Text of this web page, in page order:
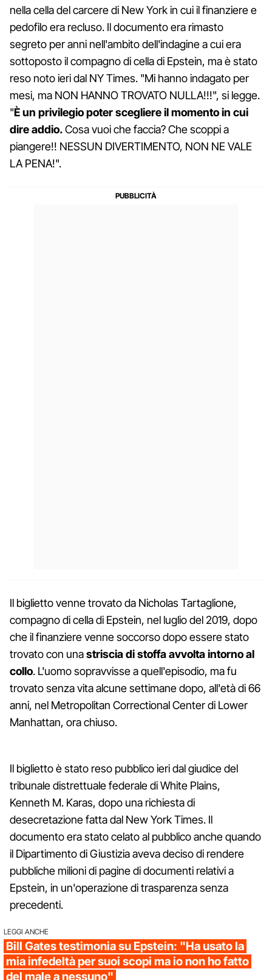
nella cella del carcere di New York in cui il finanziere e
pedofilo era recluso. Il documento era rimasto
segreto per anni nell'ambito dell'indagine a cui era
sottoposto il compagno di cella di Epstein, ma è stato
reso noto ieri dal NY Times. "Mi hanno indagato per
mesi, ma NON HANNO TROVATO NULLA!!!", si legge.
"È un privilegio poter scegliere il momento in cui
dire addio.Cosa vuoi che faccia? Che scoppi a
piangere!! NESSUN DIVERTIMENTO, NON NE VALE
LA PENA!".
Il biglietto venne trovato da Nicholas Tartaglione,
compagno di cella di Epstein, nel luglio del 2019, dopo
che il finanziere venne soccorso dopo essere stato
trovato con unastriscia di stoffa avvolta intorno al
collo. L'uomo sopravvisse a quell'episodio, ma fu
trovato senza vita alcune settimane dopo, all'età di 66
anni, nel Metropolitan Correctional Center di Lower
Manhattan, ora chiuso.
Il biglietto è stato reso pubblico ieri dal giudice del
tribunale distrettuale federale di White Plains,
Kenneth M. Karas, dopo una richiesta di
desecretazione fatta dal New York Times. Il
documento era stato celato al pubblico anche quando
il Dipartimento di Giustizia aveva deciso di rendere
pubbliche milioni di pagine di documenti relativi a
Epstein, in un'operazione di trasparenza senza
precedenti.
LEGGI ANCHE
Bill Gates testimonia su Epstein: "Ha usato la
mia infedeltà per suoi scopi ma io non ho fatto
del male a nessuno"